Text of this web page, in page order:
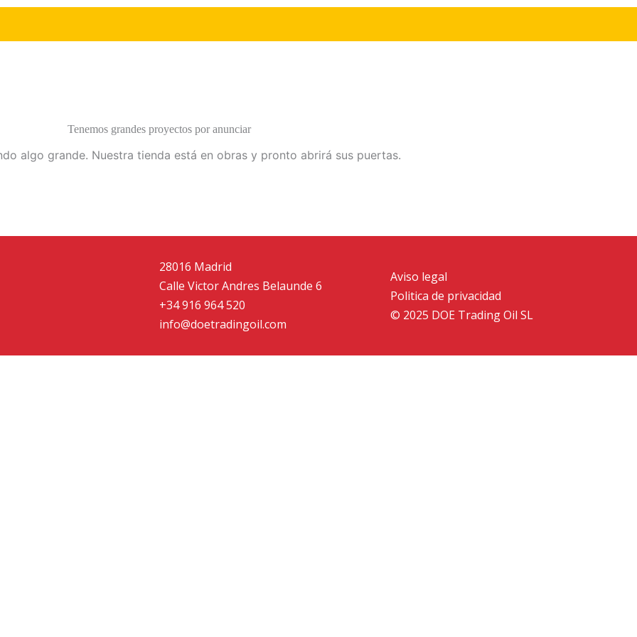
Tenemos grandes proyectos por anunciar
algo grande. Nuestra tienda está en obras y pronto abrirá sus puertas.
28016 Madrid
Calle Victor Andres Belaunde 6
+34 916 964 520
info@doetradingoil.com
Aviso legal
Politica de privacidad
© 2025 DOE Trading Oil SL